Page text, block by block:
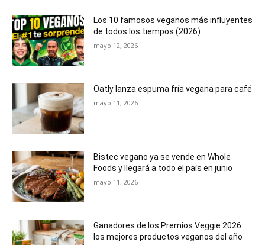
Los 10 famosos veganos más influyentes
de todos los tiempos (2026)
mayo 12, 2026
Oatly lanza espuma fría vegana para café
mayo 11, 2026
Bistec vegano ya se vende en Whole
Foods y llegará a todo el país en junio
mayo 11, 2026
Ganadores de los Premios Veggie 2026:
los mejores productos veganos del año